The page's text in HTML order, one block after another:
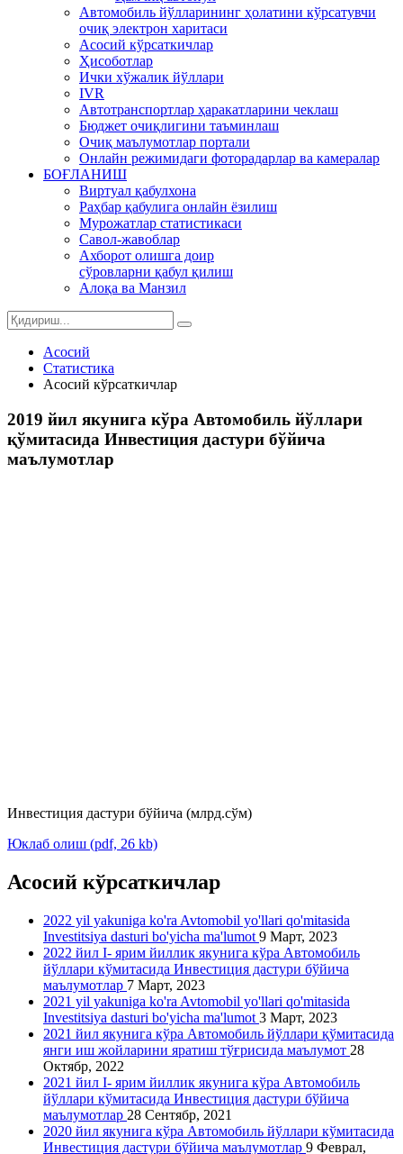
Автомобиль йўлларининг ҳолатини кўрсатувчи
очиқ электрон харитаси
Асосий кўрсаткичлар
Ҳисоботлар
Ички хўжалик йўллари
IVR
Автотранспортлар ҳаракатларини чеклаш
Бюджет очиқлигини таъминлаш
Очиқ маълумотлар портали
Онлайн режимидаги фоторадарлар ва камералар
БОҒЛАНИШ
Виртуал қабулхона
Раҳбар қабулига онлайн ёзилиш
Мурожатлар статистикаси
Савол-жавоблар
Ахборот олишга доир
сўровларни қабул қилиш
Алоқа ва Манзил
Асосий
Статистика
Асосий кўрсаткичлар
2019 йил якунига кўра Автомобиль йўллари
қўмитасида Инвестиция дастури бўйича
маълумотлар
Инвестиция дастури бўйича (млрд.сўм)
Юклаб олиш (pdf, 26 kb)
Асосий кўрсаткичлар
2022 yil yakuniga ko'ra Avtomobil yo'llari qo'mitasida
Investitsiya dasturi bo'yicha ma'lumot 9 Март, 2023
2022 йил I- ярим йиллик якунига кўра Автомобиль
йўллари кўмитасида Инвестиция дастури бўйича
маълумотлар 7 Март, 2023
2021 yil yakuniga ko'ra Avtomobil yo'llari qo'mitasida
Investitsiya dasturi bo'yicha ma'lumot 3 Март, 2023
2021 йил якунига кўра Автомобиль йўллари қўмитасида
янги иш жойларини яратиш тўғрисида маълумот 28
Октябр, 2022
2021 йил I- ярим йиллик якунига кўра Автомобиль
йўллари кўмитасида Инвестиция дастури бўйича
маълумотлар 28 Сентябр, 2021
2020 йил якунига кўра Автомобиль йўллари кўмитасида
Инвестиция дастури бўйича маълумотлар 9 Феврал,